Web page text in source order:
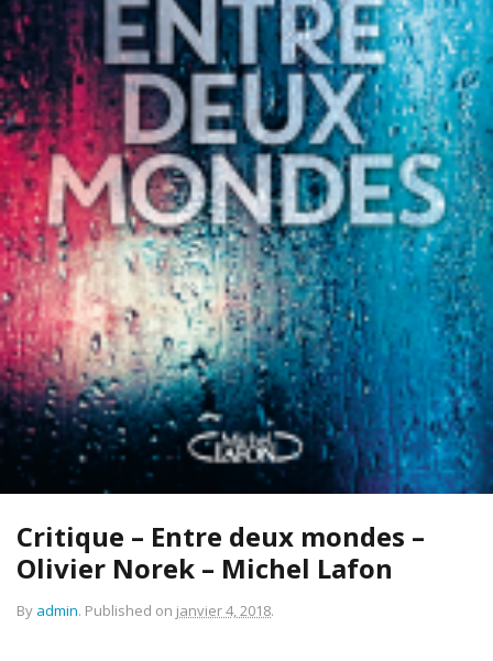
Critique – Entre deux mondes –
Olivier Norek – Michel Lafon
By admin. Published on janvier 4, 2018.